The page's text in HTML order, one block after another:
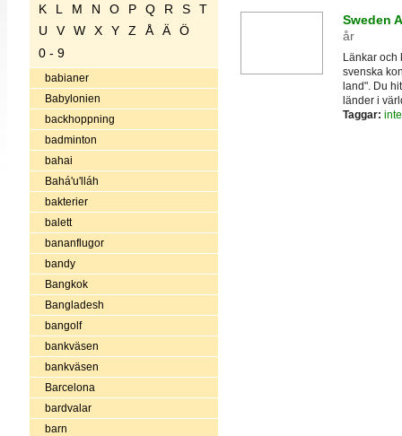
K
L M N O P Q R S
T
U
V W X Y Z Å Ä
Ö
0 - 9
babianer
Babylonien
backhoppning
badminton
bahai
Bahá'u'lláh
bakterier
balett
bananflugor
bandy
Bangkok
Bangladesh
bangolf
bankväsen
bankväsen
Barcelona
bardvalar
barn
Sweden
år
Länkar och
svenska
land". Du
länder i
Taggar: